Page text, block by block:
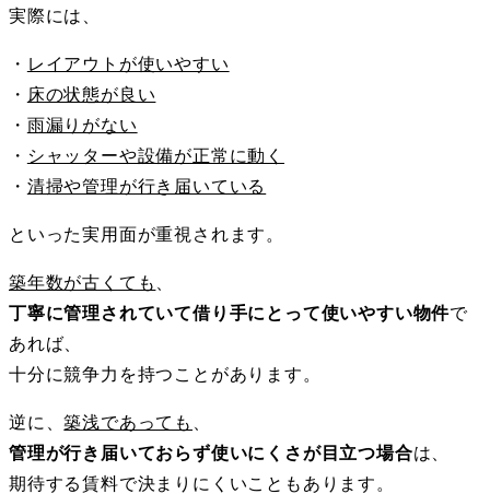
実際には、
・ レイアウトが使いやすい
・ 床の状態が良い
・ 雨漏りがない
・ シャッターや設備が正常に動く
・ 清掃や管理が行き届いている
といった実用面が重視されます。
築年数が古くても
丁寧に管理されていて借り手にとって使いやすい物件で
あれば、
十分に競争力を持つことがあります。
逆に、築浅であっても
管理が行き届いておらず使いにくさが目立つ場合は、
期待する賃料で決まりにくいこともあります。